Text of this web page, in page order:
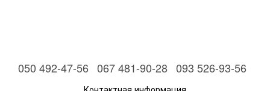
050 492-47-56 067 481-90-28 093 526-93-56